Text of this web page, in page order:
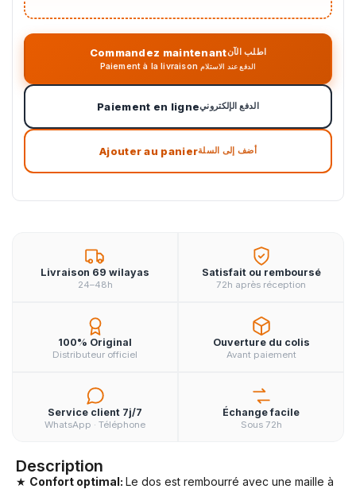
Commandez maintenantاطلب الآن
Paiement à la livraisonالدفع عند الاستلام
Paiement en ligneالدفع الإلكتروني
Ajouter au panierأضف إلى السلة
Livraison 69 wilayas
24–48h
Satisfait ou remboursé
72h après réception
100% Original
Distributeur officiel
Ouverture du colis
Avant paiement
Service client 7j/7
WhatsApp · Téléphone
Échange facile
Sous 72h
Description
★ Confort optimal: Le dos est rembourré avec une maille à